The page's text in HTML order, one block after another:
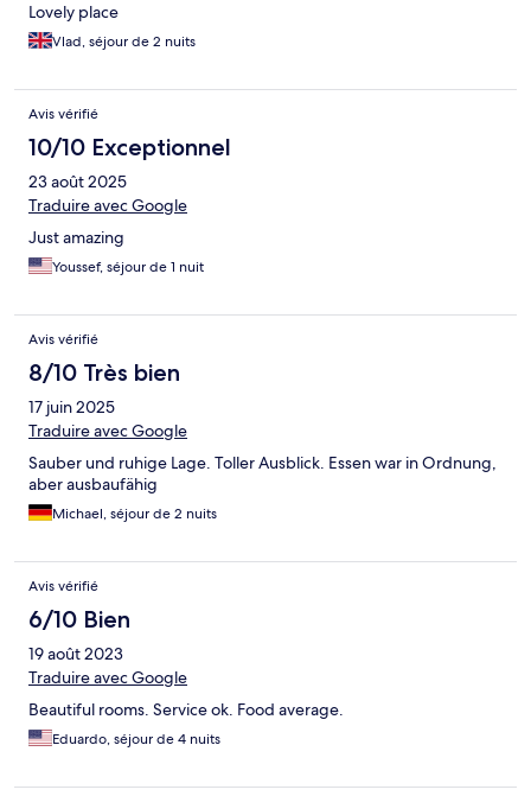
Lovely place
Vlad, séjour de 2 nuits
Avis vérifié
10/10 Exceptionnel
23 août 2025
Traduire avec Google
Just amazing
Youssef, séjour de 1 nuit
Avis vérifié
8/10 Très bien
17 juin 2025
Traduire avec Google
Sauber und ruhige Lage. Toller Ausblick. Essen war in Ordnung,
aber ausbaufähig
Michael, séjour de 2 nuits
Avis vérifié
6/10 Bien
19 août 2023
Traduire avec Google
Beautiful rooms. Service ok. Food average.
Eduardo, séjour de 4 nuits